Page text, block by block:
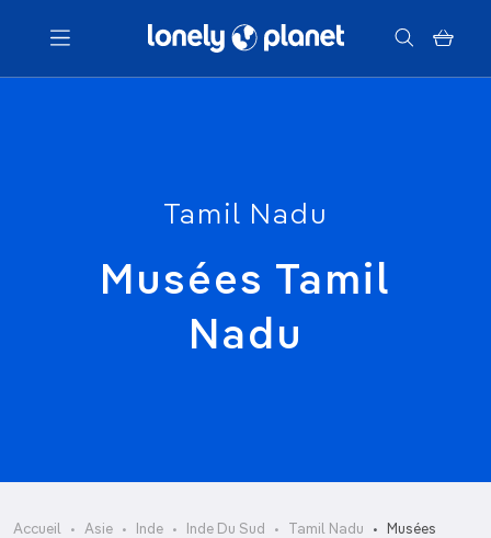
Menu
Tamil Nadu
Musées Tamil
Nadu
Accueil Asie Inde Inde Du Sud Tamil Nadu Musées
Gandhi Memorial Museum